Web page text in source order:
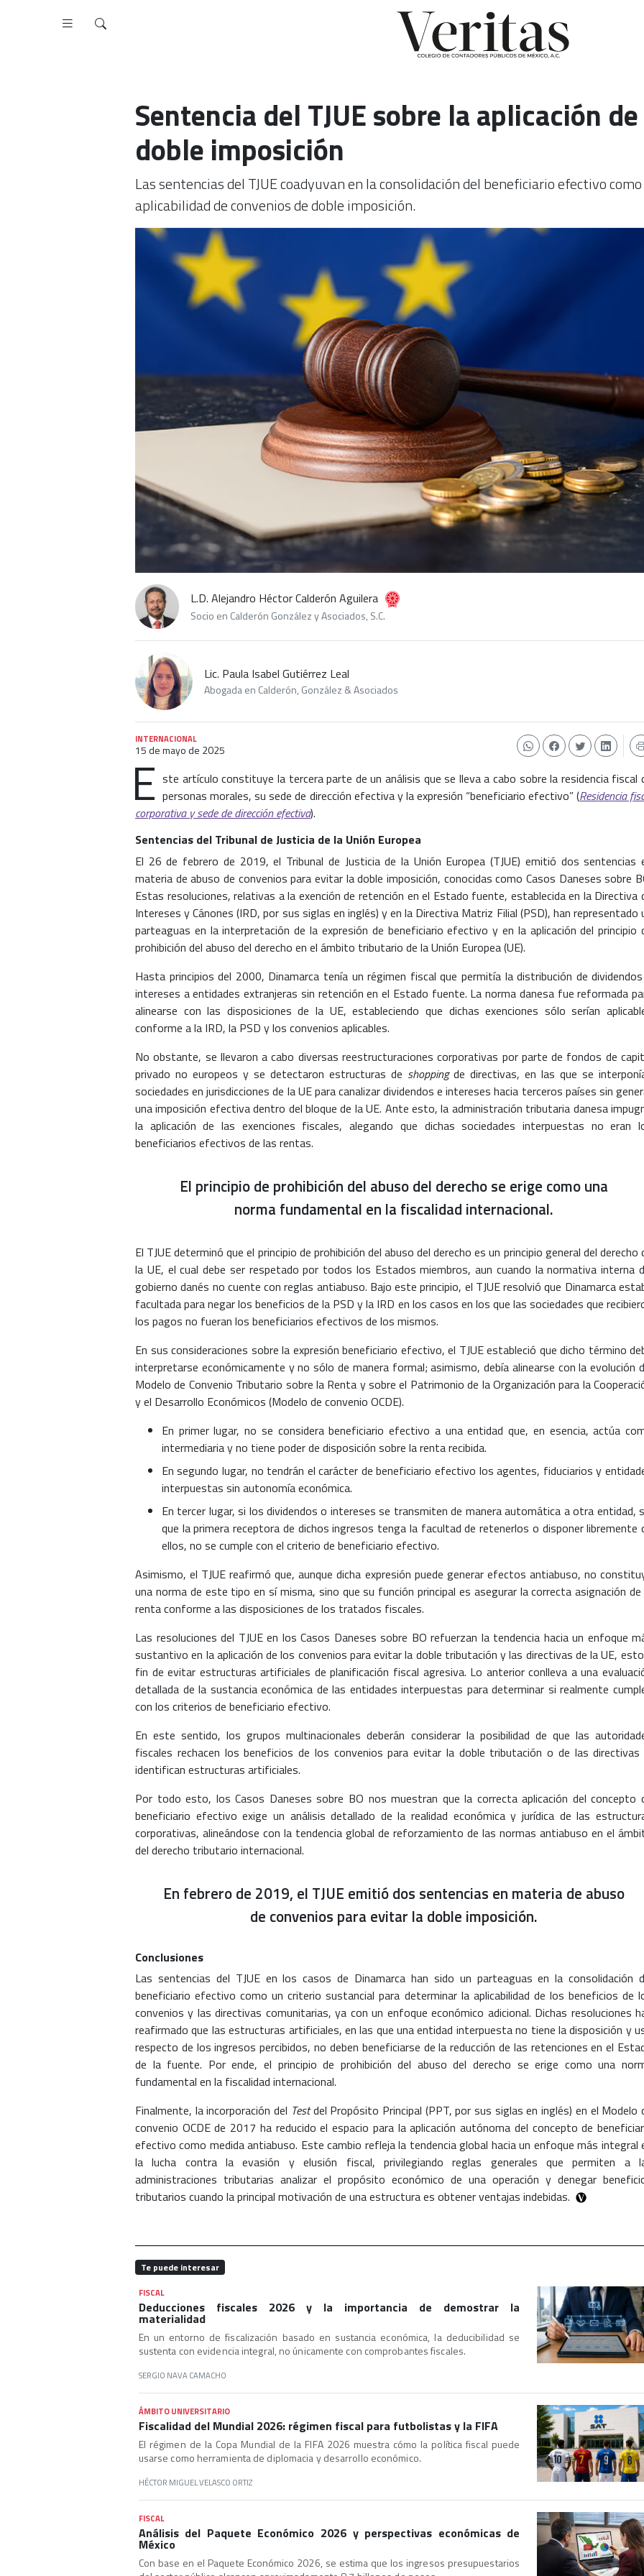
Sentencia del TJUE sobre la aplicación
doble imposición
Las sentencias del TJUE coadyuvan en la consolidación del beneficiario efectivo
aplicabilidad de convenios de doble imposición.
L.D. Alejandro Héctor Calderón Aguilera
Socio en Calderón González y Asociados, S.C.
Lic. Paula Isabel Gutiérrez Leal
Abogada en Calderón, González & Asociados
INTERNACIONAL
15 de mayo de 2025
E ste artículo constituye la tercera parte de un análisis que se lleva a cabo sobre la residencia fiscal
personas morales, su sede de dirección efectiva y la expresión “beneficiario efectivo” (Residencia
corporativa y sede de dirección efectiva).
Sentencias del Tribunal de Justicia de la Unión Europea
El 26 de febrero de 2019, el Tribunal de Justicia de la Unión Europea (TJUE) emitió dos sentencias
materia de abuso de convenios para evitar la doble imposición, conocidas como Casos Daneses sobre
Estas resoluciones, relativas a la exención de retención en el Estado fuente, establecida en la Directiva
Intereses y Cánones (IRD, por sus siglas en inglés) y en la Directiva Matriz Filial (PSD), han representado
parteaguas en la interpretación de la expresión de beneficiario efectivo y en la aplicación del principio
prohibición del abuso del derecho en el ámbito tributario de la Unión Europea (UE).
Hasta principios del 2000, Dinamarca tenía un régimen fiscal que permitía la distribución de
intereses a entidades extranjeras sin retención en el Estado fuente. La norma danesa fue reformada
alinearse con las disposiciones de la UE, estableciendo que dichas exenciones sólo serían
conforme a la IRD, la PSD y los convenios aplicables.
No obstante, se llevaron a cabo diversas reestructuraciones corporativas por parte de fondos de
privado no europeos y se detectaron estructuras de shoppingde directivas, en las que se
sociedades en jurisdicciones de la UE para canalizar dividendos e intereses hacia terceros países sin
una imposición efectiva dentro del bloque de la UE. Ante esto, la administración tributaria danesa
la aplicación de las exenciones fiscales, alegando que dichas sociedades interpuestas no eran
beneficiarios efectivos de las rentas.
El principio de prohibición del abuso del derecho se erige como una
norma fundamental en la fiscalidad internacional.
El TJUE determinó que el principio de prohibición del abuso del derecho es un principio general del derecho
la UE, el cual debe ser respetado por todos los Estados miembros, aun cuando la normativa interna
gobierno danés no cuente con reglas antiabuso. Bajo este principio, el TJUE resolvió que Dinamarca
facultada para negar los beneficios de la PSD y la IRD en los casos en los que las sociedades que
los pagos no fueran los beneficiarios efectivos de los mismos.
En sus consideraciones sobre la expresión beneficiario efectivo, el TJUE estableció que dicho término
interpretarse económicamente y no sólo de manera formal; asimismo, debía alinearse con la evolución
Modelo de Convenio Tributario sobre la Renta y sobre el Patrimonio de la Organización para la
y el Desarrollo Económicos (Modelo de convenio OCDE).
En primer lugar, no se considera beneficiario efectivo a una entidad que, en esencia, actúa
intermediaria y no tiene poder de disposición sobre la renta recibida.
En segundo lugar, no tendrán el carácter de beneficiario efectivo los agentes, fiduciarios y
interpuestas sin autonomía económica.
En tercer lugar, si los dividendos o intereses se transmiten de manera automática a otra entidad,
que la primera receptora de dichos ingresos tenga la facultad de retenerlos o disponer libremente
ellos, no se cumple con el criterio de beneficiario efectivo.
Asimismo, el TJUE reafirmó que, aunque dicha expresión puede generar efectos antiabuso, no
una norma de este tipo en sí misma, sino que su función principal es asegurar la correcta asignación
renta conforme a las disposiciones de los tratados fiscales.
Las resoluciones del TJUE en los Casos Daneses sobre BO refuerzan la tendencia hacia un enfoque
sustantivo en la aplicación de los convenios para evitar la doble tributación y las directivas de la UE,
fin de evitar estructuras artificiales de planificación fiscal agresiva. Lo anterior conlleva a una
detallada de la sustancia económica de las entidades interpuestas para determinar si realmente
con los criterios de beneficiario efectivo.
En este sentido, los grupos multinacionales deberán considerar la posibilidad de que las
fiscales rechacen los beneficios de los convenios para evitar la doble tributación o de las directivas
identifican estructuras artificiales.
Por todo esto, los Casos Daneses sobre BO nos muestran que la correcta aplicación del concepto
beneficiario efectivo exige un análisis detallado de la realidad económica y jurídica de las
corporativas, alineándose con la tendencia global de reforzamiento de las normas antiabuso en el
del derecho tributario internacional.
En febrero de 2019, el TJUE emitió dos sentencias en materia de abuso
de convenios para evitar la doble imposición.
Conclusiones
Las sentencias del TJUE en los casos de Dinamarca han sido un parteaguas en la consolidación
beneficiario efectivo como un criterio sustancial para determinar la aplicabilidad de los beneficios de
convenios y las directivas comunitarias, ya con un enfoque económico adicional. Dichas resoluciones
reafirmado que las estructuras artificiales, en las que una entidad interpuesta no tiene la disposición y
respecto de los ingresos percibidos, no deben beneficiarse de la reducción de las retenciones en el
de la fuente. Por ende, el principio de prohibición del abuso del derecho se erige como una
fundamental en la fiscalidad internacional.
Finalmente, la incorporación del Testdel Propósito Principal (PPT, por sus siglas en inglés) en el Modelo
convenio OCDE de 2017 ha reducido el espacio para la aplicación autónoma del concepto de
efectivo como medida antiabuso. Este cambio refleja la tendencia global hacia un enfoque más integral
la lucha contra la evasión y elusión fiscal, privilegiando reglas generales que permiten a
administraciones tributarias analizar el propósito económico de una operación y denegar
tributarios cuando la principal motivación de una estructura es obtener ventajas indebidas.
Te puede interesar
FISCAL
Deducciones fiscales 2026 y la importancia de demostrar la
materialidad
En un entorno de fiscalización basado en sustancia económica, la deducibilidad se
sustenta con evidencia integral, no únicamente con comprobantes fiscales.
SERGIO NAVA CAMACHO
ÁMBITO UNIVERSITARIO
Fiscalidad del Mundial 2026: régimen fiscal para futbolistas y la FIFA
El régimen de la Copa Mundial de la FIFA 2026 muestra cómo la política fiscal puede
usarse como herramienta de diplomacia y desarrollo económico.
HÉCTOR MIGUEL VELASCO ORTIZ
FISCAL
Análisis del Paquete Económico 2026 y perspectivas económicas de
México
Con base en el Paquete Económico 2026, se estima que los ingresos presupuestarios